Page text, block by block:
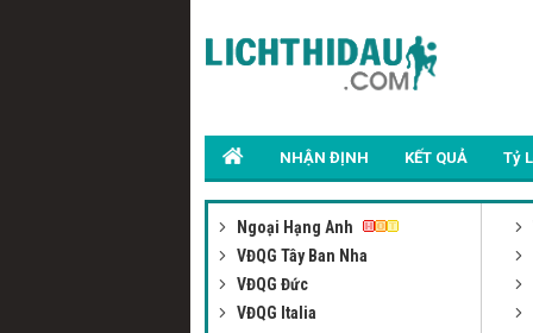
NHẬN ĐỊNH KẾT QUẢ Tỷ
Ngoại Hạng Anh
VĐQG Tây Ban Nha
VĐQG Đức
VĐQG Italia